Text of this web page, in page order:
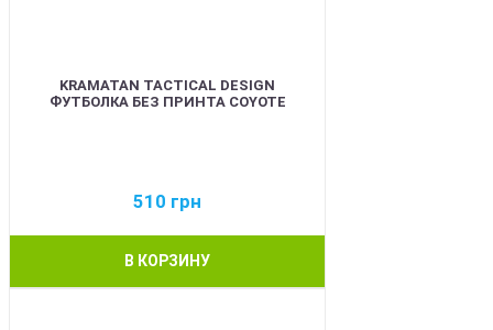
KRAMATAN TACTICAL DESIGN
ФУТБОЛКА БЕЗ ПРИНТА COYOTE
510 грн
В КОРЗИНУ